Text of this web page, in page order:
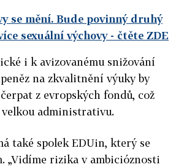
se mění. Bude povinný druhý
sexuální výchovy- čtěte ZDE
i k avizovanému snižování
na zkvalitnění výuky by
z evropských fondů, což
velkou administrativu.
také spolek EDUin, který se
„Vidíme rizika v ambicióznosti